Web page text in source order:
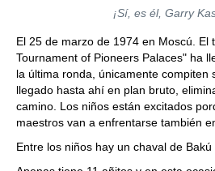
¡Sí, es él, Garry
El 25 de marzo de 1974 en Moscú. El
Tournament of Pioneers Palaces" ha
la última ronda, únicamente compiten
llegado hasta ahí en plan bruto,
camino. Los niños están excitados
maestros van a enfrentarse también
Entre los niños hay un chaval de